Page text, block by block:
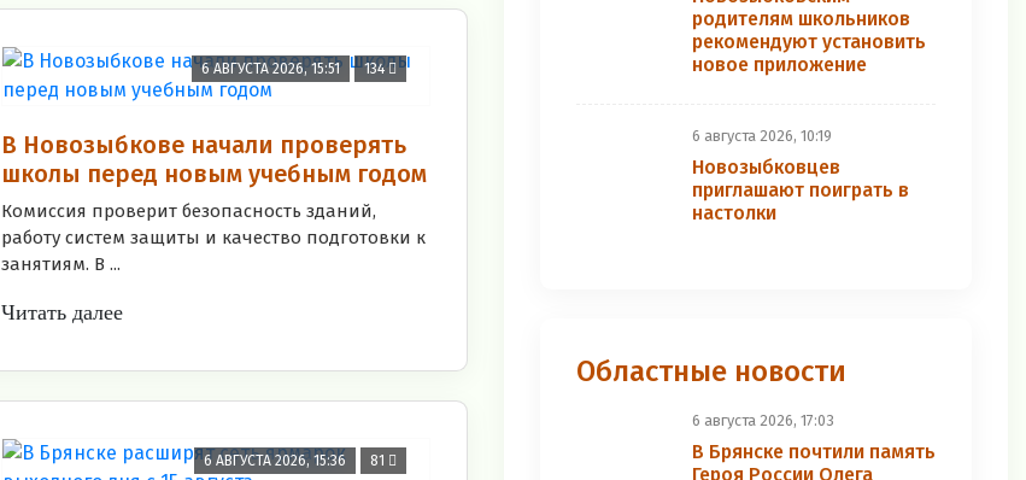
6 АВГУСТА 2026, 15:51 134
В Новозыбкове начали проверять
школы перед новым учебным годом
Комиссия проверит безопасность зданий,
работу систем защиты и качество подготовки к
занятиям. В ...
Читать далее
6 АВГУСТА 2026, 15:36 81
родителям школьников
рекомендуют установить
новое приложение
6 августа 2026, 10:19
Новозыбковцев
приглашают поиграть в
настолки
Областные новости
6 августа 2026, 17:03
В Брянске почтили память
Героя России Олега